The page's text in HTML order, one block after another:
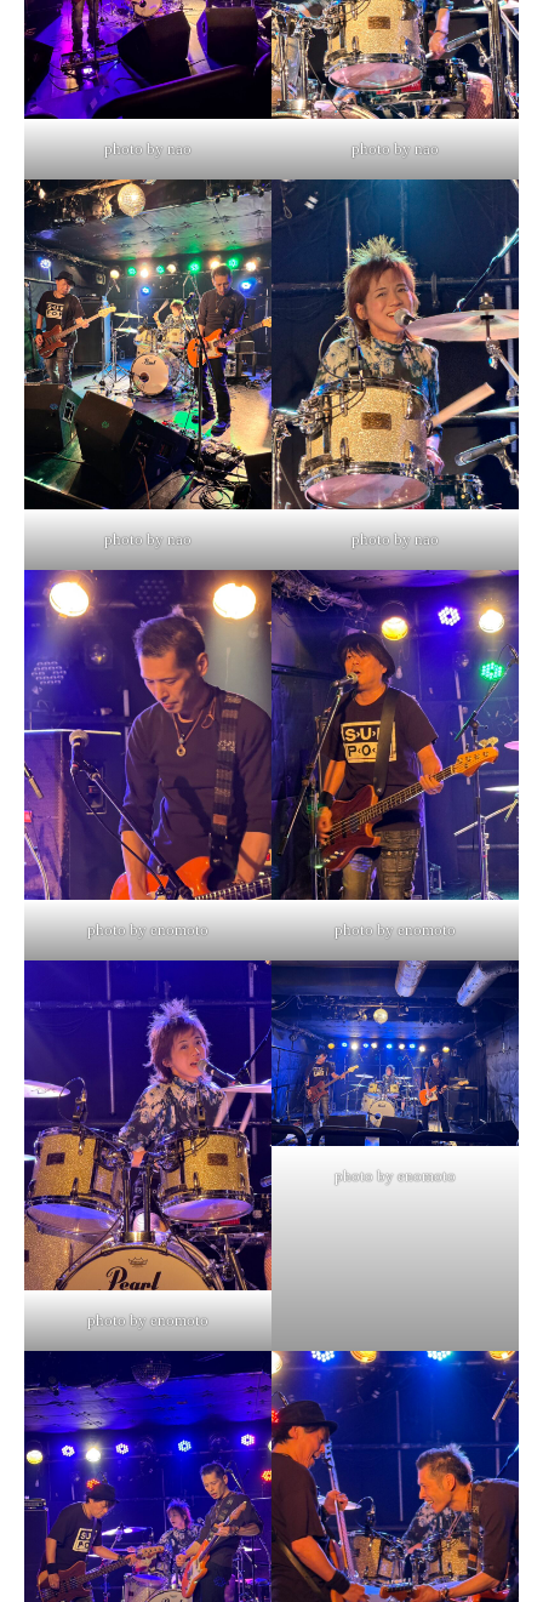
photo by nao photo by nao
photo by nao photo by nao
photo by enomoto photo by enomoto
photo by enomoto
photo by enomoto